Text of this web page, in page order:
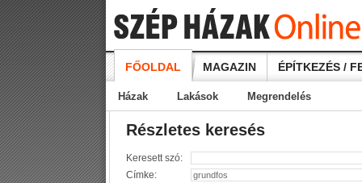
FŐOLDAL MAGAZIN ÉPÍTKEZÉS /
Házak Lakások Megrendelés
Részletes keresés
Keresett szó:
Címke: